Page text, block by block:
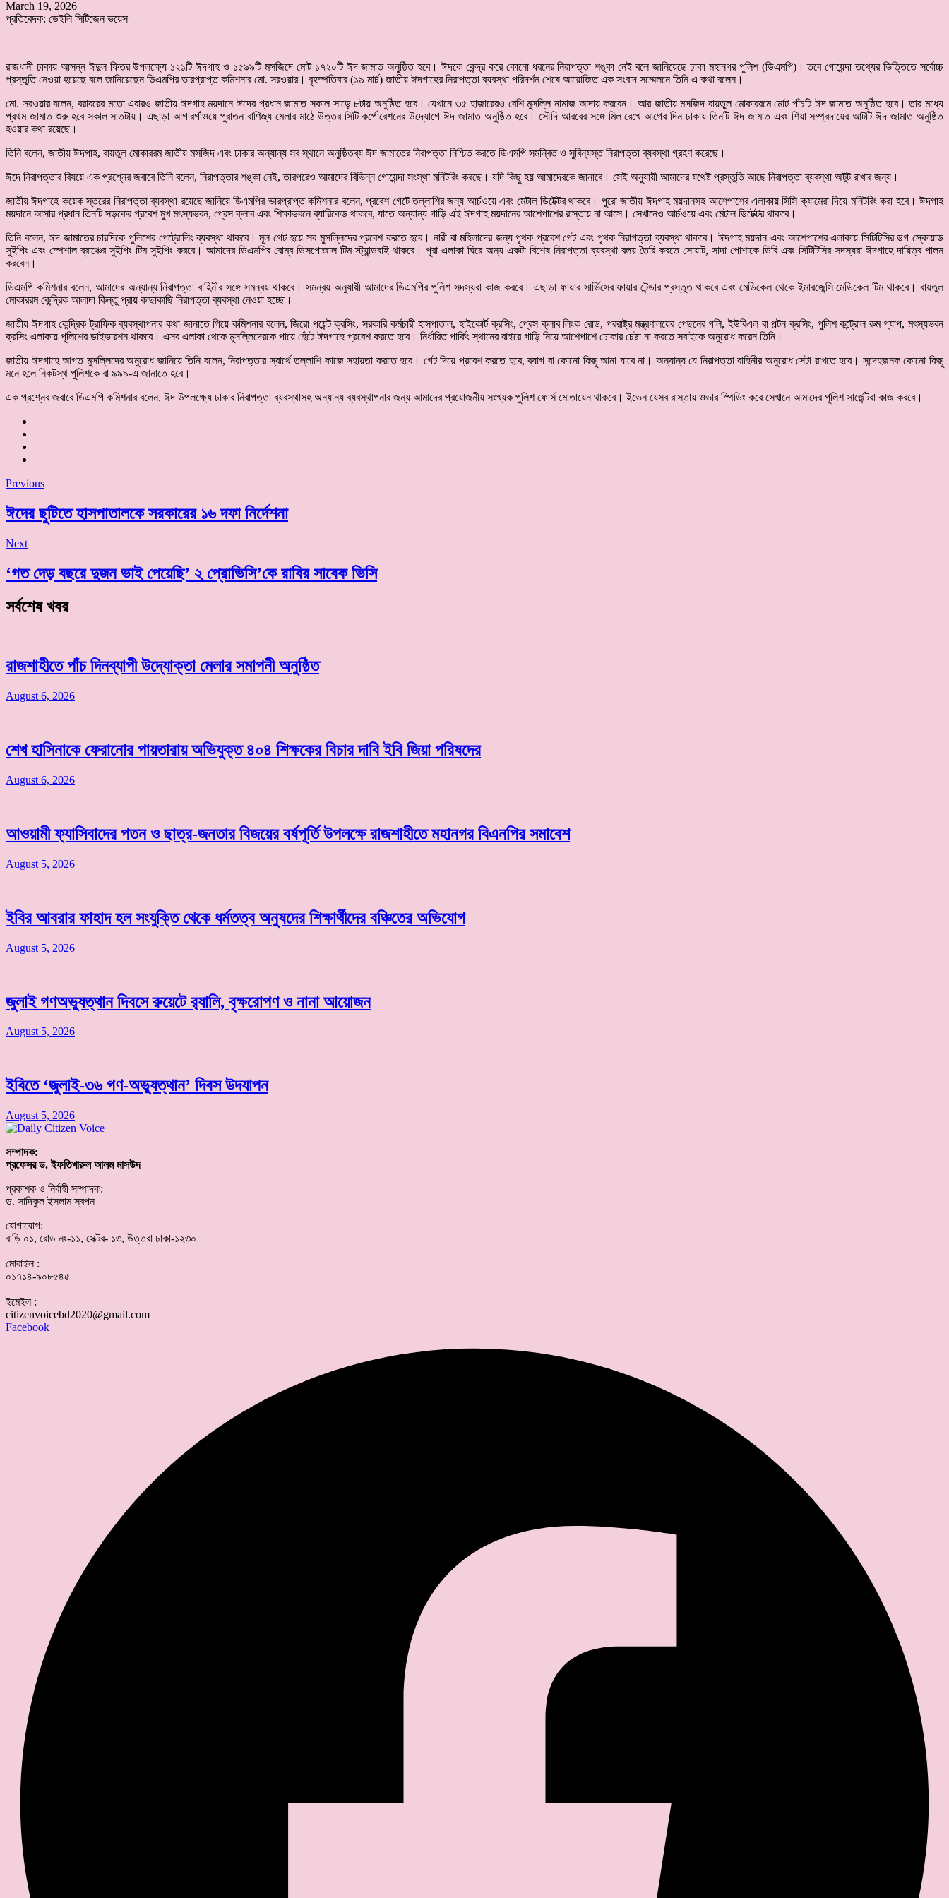
March 19, 2026
প্রতিবেদক: ডেইলি সিটিজেন ভয়েস
রাজধানী ঢাকায় আসন্ন ঈদুল ফিতর উপলক্ষ্যে ১২১টি ঈদগাহ ও ১৫৯৯টি মসজিদে মোট ১৭২০টি ঈদ জামাত অনুষ্ঠিত হবে। ঈদকে কেন্দ্র করে কোনো ধরনের নিরাপত্তা শঙ্কা নেই বলে জানিয়েছে ঢাকা মহানগর পুলিশ (ডিএমপি)। তবে গোয়েন্দা তথ্যের ভিত্তিতে সর্বোচ্চ
প্রস্তুতি নেওয়া হয়েছে বলে জানিয়েছেন ডিএমপির ভারপ্রাপ্ত কমিশনার মো. সরওয়ার। বৃহস্পতিবার (১৯ মার্চ) জাতীয় ঈদগাহের নিরাপত্তা ব্যবস্থা পরিদর্শন শেষে আয়োজিত এক সংবাদ সম্মেলনে তিনি এ কথা বলেন।
মো. সরওয়ার বলেন, বরাবরের মতো এবারও জাতীয় ঈদগাহ ময়দানে ঈদের প্রধান জামাত সকাল সাড়ে ৮টায় অনুষ্ঠিত হবে। যেখানে ৩৫ হাজারেরও বেশি মুসল্লি নামাজ আদায় করবেন। আর জাতীয় মসজিদ বায়তুল মোকাররমে মোট পাঁচটি ঈদ জামাত অনুষ্ঠিত হবে। তার মধ্যে
প্রথম জামাত শুরু হবে সকাল সাতটায়। এছাড়া আগারগাঁওয়ে পুরাতন বাণিজ্য মেলার মাঠে উত্তর সিটি কর্পোরেশনের উদ্যোগে ঈদ জামাত অনুষ্ঠিত হবে। সৌদি আরবের সঙ্গে মিল রেখে আগের দিন ঢাকায় তিনটি ঈদ জামাত এবং শিয়া সম্প্রদায়ের আটটি ঈদ জামাত অনুষ্ঠিত
হওয়ার কথা রয়েছে।
তিনি বলেন, জাতীয় ঈদগাহ, বায়তুল মোকাররম জাতীয় মসজিদ এবং ঢাকার অন্যান্য সব স্থানে অনুষ্ঠিতব্য ঈদ জামাতের নিরাপত্তা নিশ্চিত করতে ডিএমপি সমন্বিত ও সুবিন্যস্ত নিরাপত্তা ব্যবস্থা গ্রহণ করেছে।
ঈদে নিরাপত্তার বিষয়ে এক প্রশ্নের জবাবে তিনি বলেন, নিরাপত্তার শঙ্কা নেই, তারপরেও আমাদের বিভিন্ন গোয়েন্দা সংস্থা মনিটরিং করছে। যদি কিছু হয় আমাদেরকে জানাবে। সেই অনুযায়ী আমাদের যথেষ্ট প্রস্তুতি আছে নিরাপত্তা ব্যবস্থা অটুট রাখার জন্য।
জাতীয় ঈদগাহে কয়েক স্তরের নিরাপত্তা ব্যবস্থা রয়েছে জানিয়ে ডিএমপির ভারপ্রাপ্ত কমিশনার বলেন, প্রবেশ গেটে তল্লাশির জন্য আর্চওয়ে এবং মেটাল ডিটেক্টর থাকবে। পুরো জাতীয় ঈদগাহ ময়দানসহ আশেপাশের এলাকায় সিসি ক্যামেরা দিয়ে মনিটরিং করা হবে। ঈদগাহ
ময়দানে আসার প্রধান তিনটি সড়কের প্রবেশ মুখ মৎস্যভবন, প্রেস ক্লাব এবং শিক্ষাভবনে ব্যারিকেড থাকবে, যাতে অন্যান্য গাড়ি এই ঈদগাহ ময়দানের আশেপাশের রাস্তায় না আসে। সেখানেও আর্চওয়ে এবং মেটাল ডিটেক্টর থাকবে।
তিনি বলেন, ঈদ জামাতের চারদিকে পুলিশের পেট্রোলিং ব্যবস্থা থাকবে। মূল গেট হয়ে সব মুসল্লিদের প্রবেশ করতে হবে। নারী বা মহিলাদের জন্য পৃথক প্রবেশ গেট এবং পৃথক নিরাপত্তা ব্যবস্থা থাকবে। ঈদগাহ ময়দান এবং আশেপাশের এলাকায় সিটিটিসির ডগ স্কোয়াড
সুইপিং এবং স্পেশাল ব্রাঞ্চের সুইপিং টিম সুইপিং করবে। আমাদের ডিএমপির বোম্ব ডিসপোজাল টিম স্ট্যান্ডবাই থাকবে। পুরা এলাকা ঘিরে অন্য একটা বিশেষ নিরাপত্তা ব্যবস্থা বলয় তৈরি করতে সোয়াট, সাদা পোশাকে ডিবি এবং সিটিটিসির সদস্যরা ঈদগাহে দায়িত্ব পালন
করবেন।
ডিএমপি কমিশনার বলেন, আমাদের অন্যান্য নিরাপত্তা বাহিনীর সঙ্গে সমন্বয় থাকবে। সমন্বয় অনুযায়ী আমাদের ডিএমপির পুলিশ সদস্যরা কাজ করবে। এছাড়া ফায়ার সার্ভিসের ফায়ার টেন্ডার প্রস্তুত থাকবে এবং মেডিকেল থেকে ইমারজেন্সি মেডিকেল টিম থাকবে। বায়তুল
মোকাররম কেন্দ্রিক আলাদা কিন্তু প্রায় কাছাকাছি নিরাপত্তা ব্যবস্থা নেওয়া হচ্ছে।
জাতীয় ঈদগাহ কেন্দ্রিক ট্রাফিক ব্যবস্থাপনার কথা জানাতে গিয়ে কমিশনার বলেন, জিরো পয়েন্ট ক্রসিং, সরকারি কর্মচারী হাসপাতাল, হাইকোর্ট ক্রসিং, প্রেস ক্লাব লিংক রোড, পররাষ্ট্র মন্ত্রণালয়ের পেছনের গলি, ইউবিএল বা পল্টন ক্রসিং, পুলিশ কন্ট্রোল রুম গ্যাপ, মৎস্যভবন
ক্রসিং এলাকায় পুলিশের ডাইভারশন থাকবে। এসব এলাকা থেকে মুসল্লিদেরকে পায়ে হেঁটে ঈদগাহে প্রবেশ করতে হবে। নির্ধারিত পার্কিং স্থানের বাইরে গাড়ি নিয়ে আশেপাশে ঢোকার চেষ্টা না করতে সবাইকে অনুরোধ করেন তিনি।
জাতীয় ঈদগাহে আগত মুসল্লিদের অনুরোধ জানিয়ে তিনি বলেন, নিরাপত্তার স্বার্থে তল্লাশি কাজে সহায়তা করতে হবে। গেট দিয়ে প্রবেশ করতে হবে, ব্যাগ বা কোনো কিছু আনা যাবে না। অন্যান্য যে নিরাপত্তা বাহিনীর অনুরোধ সেটা রাখতে হবে। সন্দেহজনক কোনো কিছু
মনে হলে নিকটস্থ পুলিশকে বা ৯৯৯-এ জানাতে হবে।
এক প্রশ্নের জবাবে ডিএমপি কমিশনার বলেন, ঈদ উপলক্ষ্যে ঢাকার নিরাপত্তা ব্যবস্থাসহ অন্যান্য ব্যবস্থাপনার জন্য আমাদের প্রয়োজনীয় সংখ্যক পুলিশ ফোর্স মোতায়েন থাকবে। ইভেন যেসব রাস্তায় ওভার স্পিডিং করে সেখানে আমাদের পুলিশ সার্জেন্টরা কাজ করবে।
Previous
ঈদের ছুটিতে হাসপাতালকে সরকারের ১৬ দফা নির্দেশনা
Next
‘গত দেড় বছরে দুজন ভাই পেয়েছি’ ২ প্রোভিসি’কে রাবির সাবেক ভিসি
সর্বশেষ খবর
রাজশাহীতে পাঁচ দিনব্যাপী উদ্যোক্তা মেলার সমাপনী অনুষ্ঠিত
August 6, 2026
শেখ হাসিনাকে ফেরানোর পায়তারায় অভিযুক্ত ৪০৪ শিক্ষকের বিচার দাবি ইবি জিয়া পরিষদের
August 6, 2026
আওয়ামী ফ্যাসিবাদের পতন ও ছাত্র-জনতার বিজয়ের বর্ষপূর্তি উপলক্ষে রাজশাহীতে মহানগর বিএনপির সমাবেশ
August 5, 2026
ইবির আবরার ফাহাদ হল সংযুক্তি থেকে ধর্মতত্ব অনুষদের শিক্ষার্থীদের বঞ্চিতের অভিযোগ
August 5, 2026
জুলাই গণঅভ্যুত্থান দিবসে রুয়েটে র‌্যালি, বৃক্ষরোপণ ও নানা আয়োজন
August 5, 2026
ইবিতে ‘জুলাই-৩৬ গণ-অভ্যুত্থান’ দিবস উদযাপন
August 5, 2026
সম্পাদক:
প্রফেসর ড. ইফতিখারুল আলম মাসউদ
প্রকাশক ও নির্বাহী সম্পাদক:
ড. সাদিকুল ইসলাম স্বপন
যোগাযোগ:
বাড়ি ০১, রোড নং-১১, সেক্টর- ১৩, উত্তরা ঢাকা-১২৩০
মোবাইল :
০১৭১৪-৯০৮৫৪৫
ইমেইল :
citizenvoicebd2020@gmail.com
Facebook